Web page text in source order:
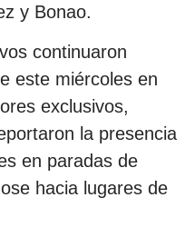
y Bonao.
continuaron
este miércoles en
exclusivos,
la presencia
en paradas de
hacia lugares de